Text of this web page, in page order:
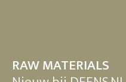
RAW MATERIALS